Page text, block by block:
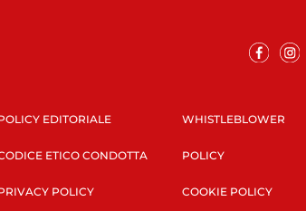
EDITORIALE
ETICO CONDOTTA
POLICY
WHISTLEBLOWER
POLICY
COOKIE POLICY